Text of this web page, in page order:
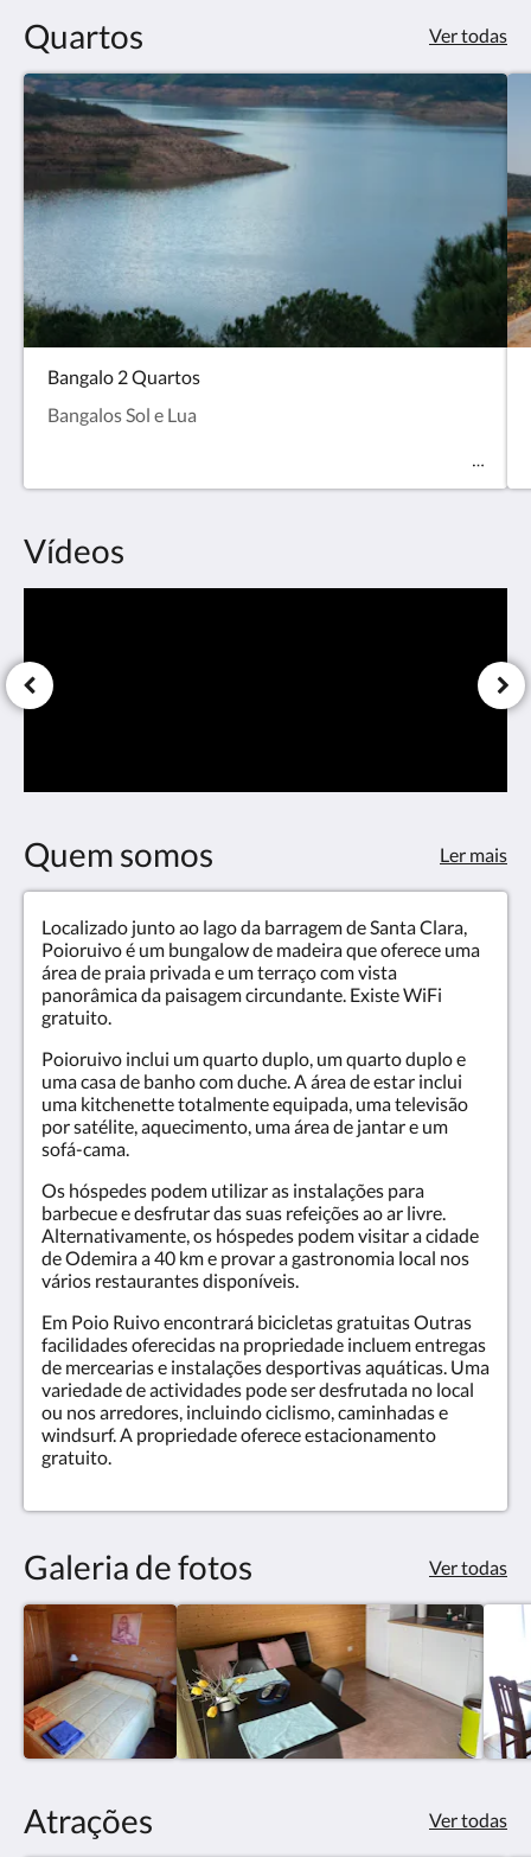
«anterior».
Quartos Ver todas
Bangalo 2 Quartos
Bangalos Sol e Lua
Vídeos
Quem somos Ler mais
Localizado junto ao lago da barragem de Santa Clara,
Poioruivo é um bungalow de madeira que oferece uma
área de praia privada e um terraço com vista
panorâmica da paisagem circundante. Existe WiFi
gratuito.
Poioruivo inclui um quarto duplo, um quarto duplo e
uma casa de banho com duche. A área de estar inclui
uma kitchenette totalmente equipada, uma televisão
por satélite, aquecimento, uma área de jantar e um
sofá-cama.
Os hóspedes podem utilizar as instalações para
barbecue e desfrutar das suas refeições ao ar livre.
Alternativamente, os hóspedes podem visitar a cidade
de Odemira a 40 km e provar a gastronomia local nos
vários restaurantes disponíveis.
Em Poio Ruivo encontrará bicicletas gratuitas Outras
facilidades oferecidas na propriedade incluem entregas
de mercearias e instalações desportivas aquáticas. Uma
variedade de actividades pode ser desfrutada no local
ou nos arredores, incluindo ciclismo, caminhadas e
windsurf. A propriedade oferece estacionamento
gratuito.
Galeria de fotos Ver todas
Atrações Ver todas